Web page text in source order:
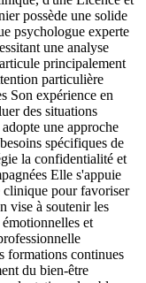
possède une solide
psychologue experte
une analyse
principalement
particulière
Son expérience en
des situations
une approche
spécifiques de
la confidentialité et
Elle s'appuie
clinique pour favoriser
vise à soutenir les
et
formations continues
du bien-être